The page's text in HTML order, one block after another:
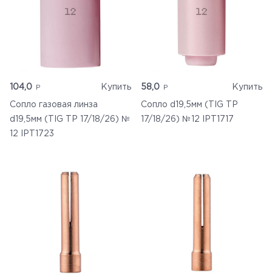
104,0 Купить
Сопло газовая линза
d19,5мм (TIG TP 17/18/26) №
12 IPT1723
58,0 Купить
Сопло d19,5мм (TIG TP
17/18/26) №12 IPT1717